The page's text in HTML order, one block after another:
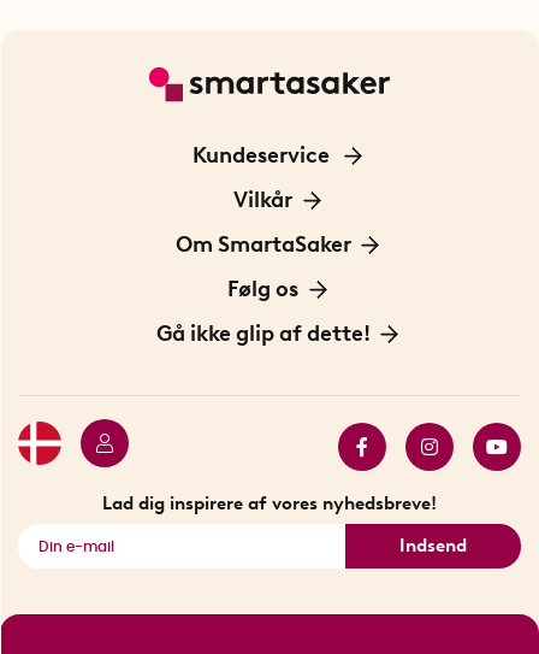
Kundeservice
Kontakt os
Vilkår
Information om cookies
Privatlivspolitik
Om SmartaSaker
Om os
Vores historie
Følg os
Opfindere
Gå ikke glip af dette!
Se alle smarte produkter
Lad dig inspirere af vores nyhedsbreve!
Indsend